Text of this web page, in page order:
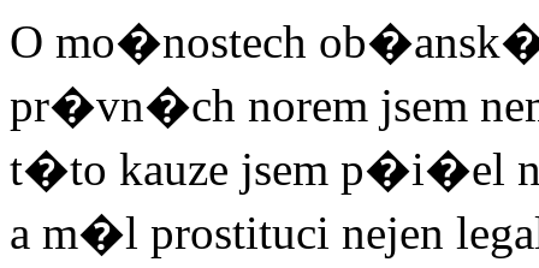
O mo�nostech
pr�vn�ch norem jsem
t�to kauze jsem p�i�el
a m�l prostituci nejen